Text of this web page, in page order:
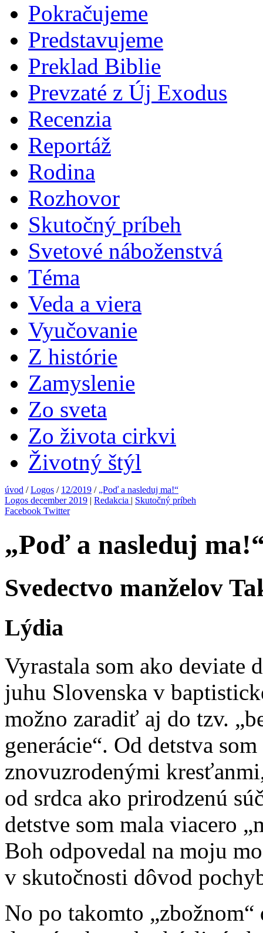
Pokračujeme
Predstavujeme
Preklad Biblie
Prevzaté z Új Exodus
Recenzia
Reportáž
Rodina
Rozhovor
Skutočný príbeh
Svetové náboženstvá
Téma
Veda a viera
Vyučovanie
Z histórie
Zamyslenie
Zo sveta
Zo života cirkvi
Životný štýl
úvod /Logos / 12/2019 / „Poď a nasleduj ma!“
Logos december 2019 | Redakcia | Skutočný príbeh
Facebook Twitter
„Poď a nasleduj
Svedectvo manželov
Lýdia
Vyrastala som ako deviate
juhu Slovenska v
možno zaradiť aj do tzv.
generácie“. Od detstva
znovuzrodenými
od srdca ako prirodzenú
detstve som mala viacero
Boh odpovedal na moju
v skutočnosti dôvod
No po takomto